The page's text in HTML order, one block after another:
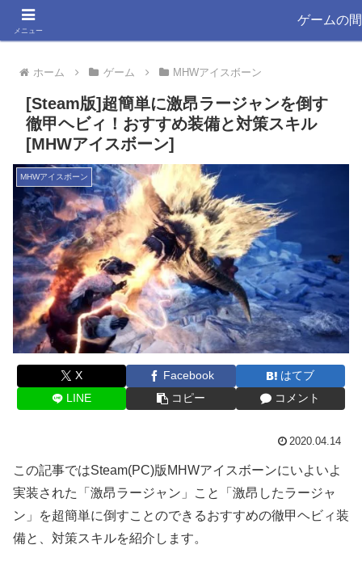
ホーム ゲーム MHWアイスボーン
[Steam版]超簡単に激昂ラージャンを倒す
徹甲ヘビィ！おすすめ装備と対策スキル
[MHWアイスボーン]
MHWアイスボーン
X Facebook
はてブ
LINE
コピー コメント
2020.04.14
この記事ではSteam(PC)版MHWアイスボーンにいよいよ
実装された「激昂ラージャン」こと「激昂したラージャ
ン」を超簡単に倒すことのできるおすすめの徹甲ヘビィ装
備と、対策スキルを紹介します。
メニュー
ゲームの間